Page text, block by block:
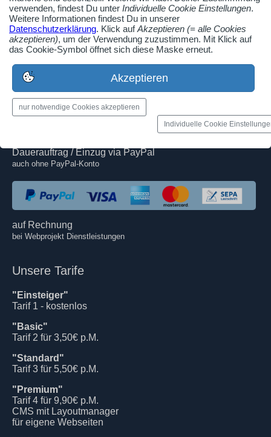
Individuelle Template-Erstellung
nach Design-Vorlage
On-Page Suchmaschinenoptimierung
Webdesign, Logodesign, Printmedien
im Teamwork
Zahlungsarten
*nur bei kostenpflichtigen Tarifen
Dauerauftrag bei der eigenen Hausbank
Dauerauftrag / Einzug via PayPal
auch ohne PayPal-Konto
auf Rechnung
bei Webprojekt Dienstleistungen
Unsere Tarife
"Einsteiger"
Tarif 1 - kostenlos
"Basic"
Tarif 2 für 3,50€ p.M.
"Standard"
Tarif 3 für 5,50€ p.M.
"Premium"
Tarif 4 für 9,90€ p.M.
CMS mit Layoutmanager
für eigene Webseiten
verwenden, findest Du unter Individuelle Cookie Einstellungen.
Weitere Informationen findest Du in unserer
Datenschutzerklärung. Klick aufAkzeptieren (= alle Cookies
akzeptieren), um der Verwendung zuzustimmen. Mit Klick auf
das Cookie-Symbol öffnet sich diese Maske erneut.
Akzeptieren
nur notwendige Cookies akzeptieren
Individuelle Cookie